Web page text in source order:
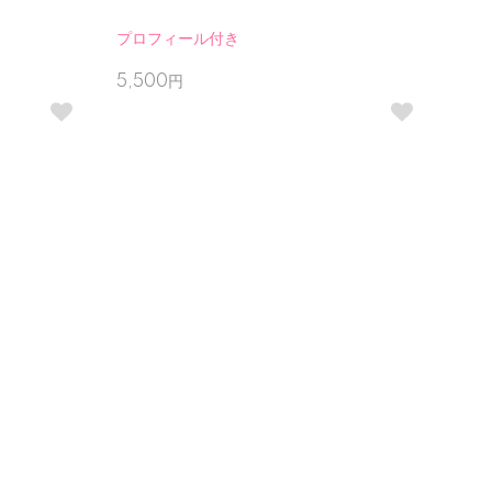
プロフィール付き
5,500円